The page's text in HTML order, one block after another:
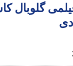
گلوبال